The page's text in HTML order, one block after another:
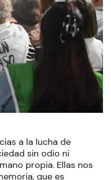
a la lucha de
sin odio ni
propia. Ellas nos
que es